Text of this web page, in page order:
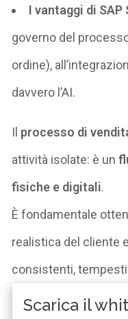
I vantaggi di SAP
governo del
ordine),
davvero l’AI.
Il processo di
attività isolate: è un
fisiche e digitali.
È fondamentale
realistica del cliente
consistenti,
Scarica il